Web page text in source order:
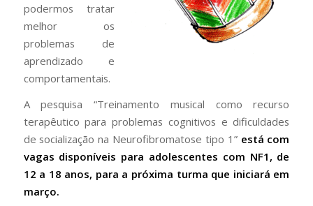
podermos tratar
melhor os
problemas de
aprendizado e
comportamentais.
A pesquisa “Treinamento musical como recurso
terapêutico para problemas cognitivos e dificuldades
de socialização na Neurofibromatose tipo 1” está com
vagas disponíveis para adolescentes com NF1, de
12 a 18 anos, para a próxima turma que iniciará em
março.